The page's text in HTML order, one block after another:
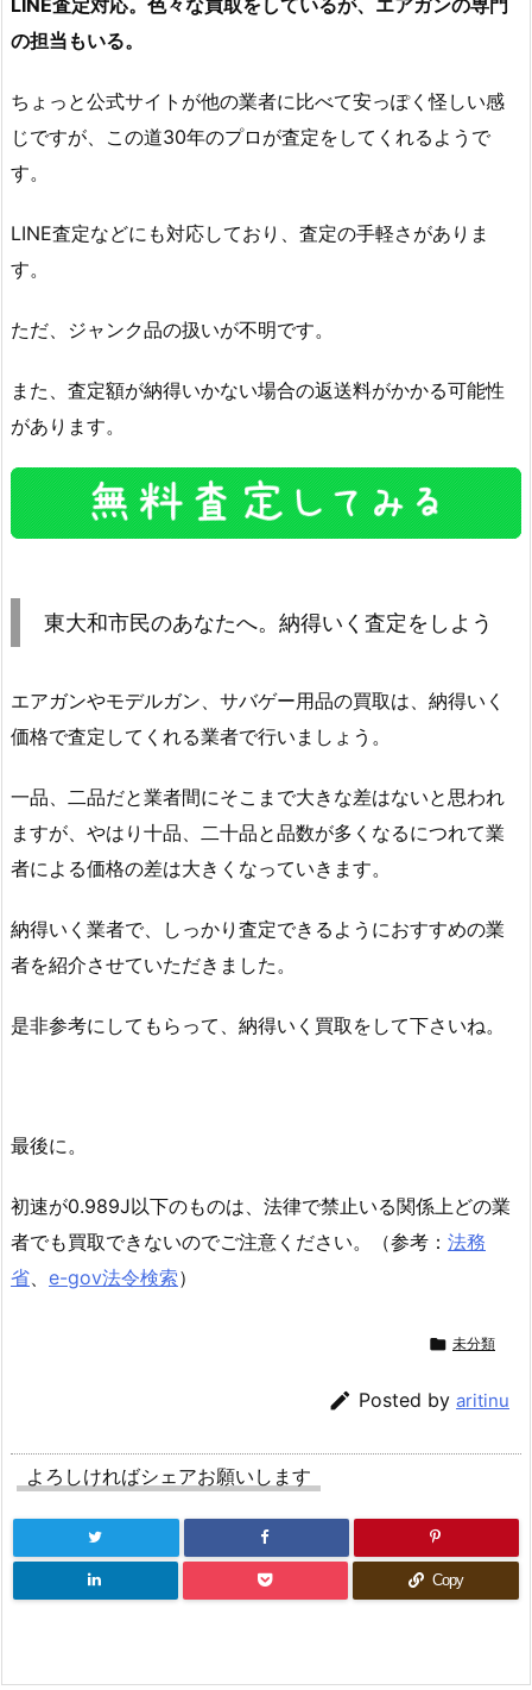
LINE査定対応。色々な買取をしているが、エアガンの専門
の担当もいる。
ちょっと公式サイトが他の業者に比べて安っぽく怪しい感
じですが、この道30年のプロが査定をしてくれるようで
す。
LINE査定などにも対応しており、査定の手軽さがありま
す。
ただ、ジャンク品の扱いが不明です。
また、査定額が納得いかない場合の返送料がかかる可能性
があります。
東大和市民のあなたへ。納得いく査定をしよう
エアガンやモデルガン、サバゲー用品の買取は、納得いく
価格で査定してくれる業者で行いましょう。
一品、二品だと業者間にそこまで大きな差はないと思われ
ますが、やはり十品、二十品と品数が多くなるにつれて業
者による価格の差は大きくなっていきます。
納得いく業者で、しっかり査定できるようにおすすめの業
者を紹介させていただきました。
是非参考にしてもらって、納得いく買取をして下さいね。
最後に。
初速が0.989J以下のものは、法律で禁止いる関係上どの業
者でも買取できないのでご注意ください。（参考： 法務
省、 e-gov法令検索）
 未分類
 Posted by aritinu
よろしければシェアお願いします
Copy